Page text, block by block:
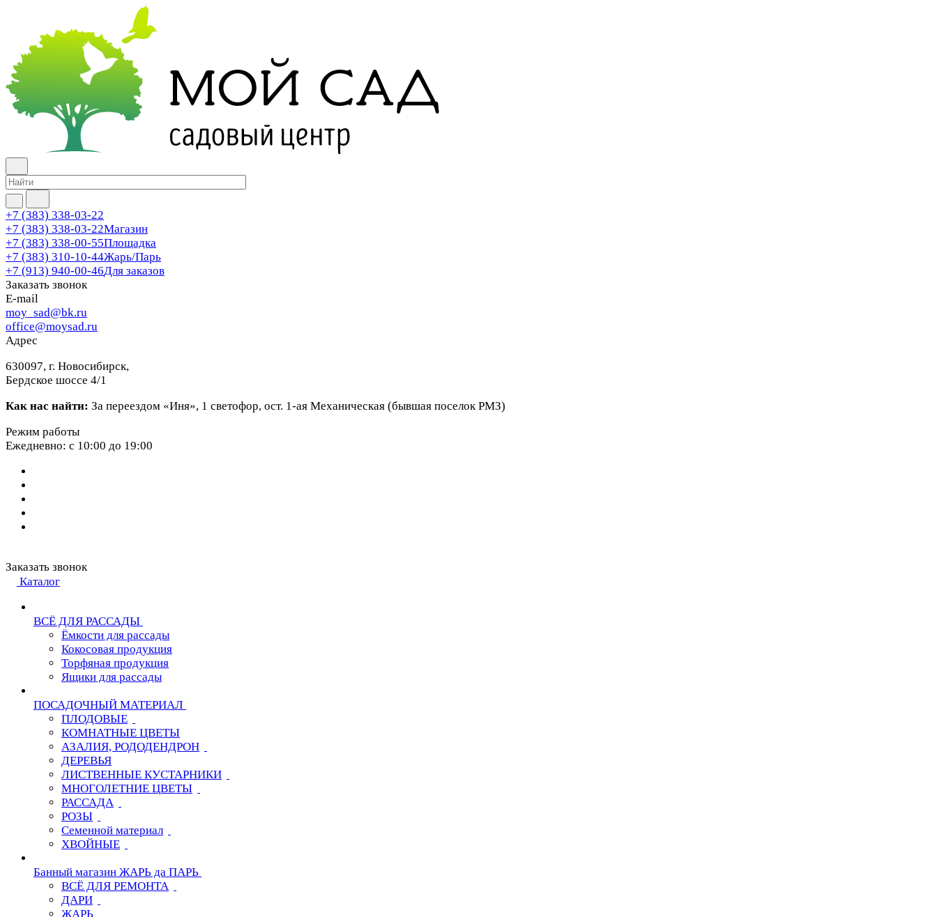
+7 (383) 338-03-22
+7 (383) 338-03-22Магазин
+7 (383) 338-00-55Площадка
+7 (383) 310-10-44Жарь/Парь
+7 (913) 940-00-46Для заказов
Заказать звонок
E-mail
moy_sad@bk.ru
office@moysad.ru
Адрес
630097, г. Новосибирск,
Бердское шоссе 4/1
Как нас найти: За переездом «Иня», 1 светофор, ост. 1-ая Механическая (бывшая поселок РМЗ)
Режим работы
Ежедневно: с 10:00 до 19:00
Заказать звонок
Каталог
ВСЁ ДЛЯ РАССАДЫ
Ёмкости для рассады
Кокосовая продукция
Торфяная продукция
Ящики для рассады
ПОСАДОЧНЫЙ МАТЕРИАЛ
ПЛОДОВЫЕ
КОМНАТНЫЕ ЦВЕТЫ
АЗАЛИЯ, РОДОДЕНДРОН
ДЕРЕВЬЯ
ЛИСТВЕННЫЕ КУСТАРНИКИ
МНОГОЛЕТНИЕ ЦВЕТЫ
РАССАДА
РОЗЫ
Семенной материал
ХВОЙНЫЕ
Банный магазин ЖАРЬ да ПАРЬ
ВСЁ ДЛЯ РЕМОНТА
ДАРИ
ЖАРЬ